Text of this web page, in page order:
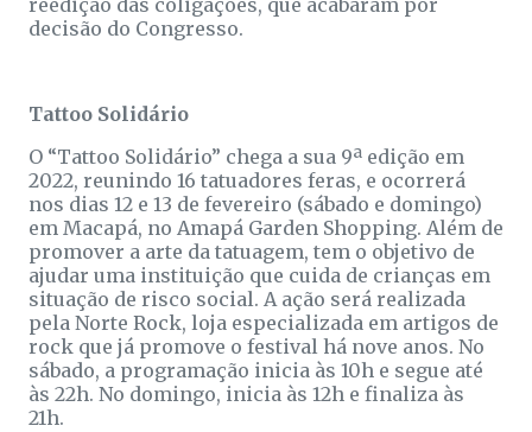
reedição das coligações, que acabaram por
decisão do Congresso.
Tattoo Solidário
O “Tattoo Solidário” chega a sua 9ª edição em
2022, reunindo 16 tatuadores feras, e ocorrerá
nos dias 12 e 13 de fevereiro (sábado e domingo)
em Macapá, no Amapá Garden Shopping. Além de
promover a arte da tatuagem, tem o objetivo de
ajudar uma instituição que cuida de crianças em
situação de risco social. A ação será realizada
pela Norte Rock, loja especializada em artigos de
rock que já promove o festival há nove anos. No
sábado, a programação inicia às 10h e segue até
às 22h. No domingo, inicia às 12h e finaliza às
21h.